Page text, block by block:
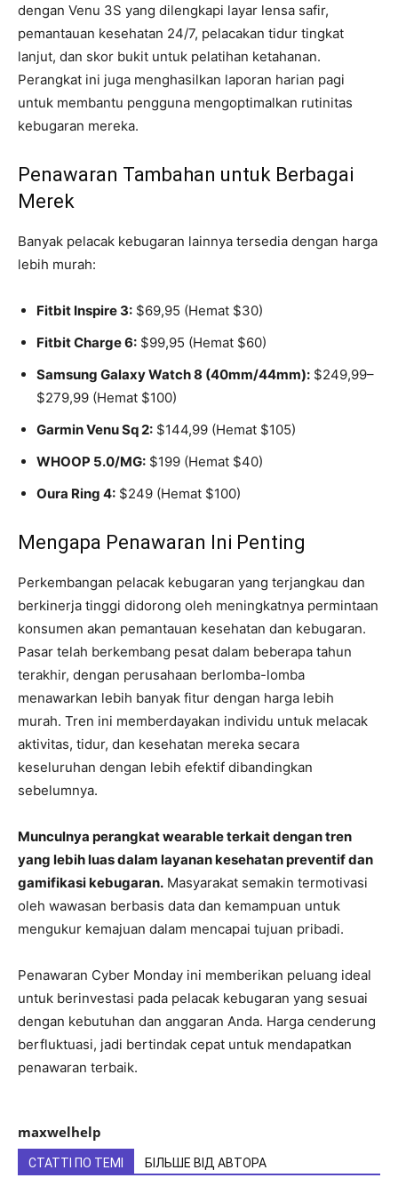
dengan Venu 3S yang dilengkapi layar lensa safir,
pemantauan kesehatan 24/7, pelacakan tidur tingkat
lanjut, dan skor bukit untuk pelatihan ketahanan.
Perangkat ini juga menghasilkan laporan harian pagi
untuk membantu pengguna mengoptimalkan rutinitas
kebugaran mereka.
Penawaran Tambahan untuk Berbagai
Merek
Banyak pelacak kebugaran lainnya tersedia dengan harga
lebih murah:
Fitbit Inspire 3: $69,95 (Hemat $30)
Fitbit Charge 6: $99,95 (Hemat $60)
Samsung Galaxy Watch 8 (40mm/44mm): $249,99–
$279,99 (Hemat $100)
Garmin Venu Sq 2: $144,99 (Hemat $105)
WHOOP 5.0/MG: $199 (Hemat $40)
Oura Ring 4: $249 (Hemat $100)
Mengapa Penawaran Ini Penting
Perkembangan pelacak kebugaran yang terjangkau dan
berkinerja tinggi didorong oleh meningkatnya permintaan
konsumen akan pemantauan kesehatan dan kebugaran.
Pasar telah berkembang pesat dalam beberapa tahun
terakhir, dengan perusahaan berlomba-lomba
menawarkan lebih banyak fitur dengan harga lebih
murah. Tren ini memberdayakan individu untuk melacak
aktivitas, tidur, dan kesehatan mereka secara
keseluruhan dengan lebih efektif dibandingkan
sebelumnya.
Munculnya perangkat wearable terkait dengan tren
yang lebih luas dalam layanan kesehatan preventif dan
gamifikasi kebugaran. Masyarakat semakin termotivasi
oleh wawasan berbasis data dan kemampuan untuk
mengukur kemajuan dalam mencapai tujuan pribadi.
Penawaran Cyber ​​Monday ini memberikan peluang ideal
untuk berinvestasi pada pelacak kebugaran yang sesuai
dengan kebutuhan dan anggaran Anda. Harga cenderung
berfluktuasi, jadi bertindak cepat untuk mendapatkan
penawaran terbaik.
maxwelhelp
СТАТТІ ПО ТЕМІ БІЛЬШЕ ВІД АВТОРА